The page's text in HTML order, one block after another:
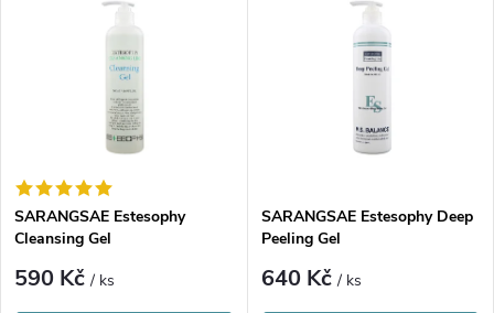
í
p
r
s
p
SARANGSAE Estesophy
Cleansing Gel
590 Kč/ ks
SARANGSAE Estesophy Deep
Peeling Gel
640 Kč/ ks